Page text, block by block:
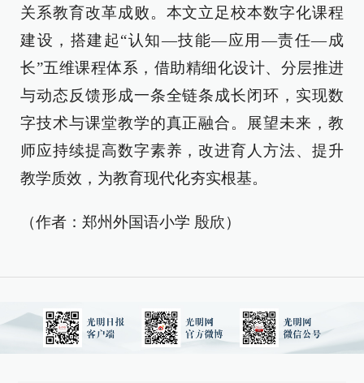
关系教育改革成败。本文立足校本数字化课程
建设，搭建起“认知—技能—应用—责任—成
长”五维课程体系，借助精细化设计、分层推进
与动态反馈形成一条全链条成长闭环，实现数
字技术与课堂教学的真正融合。展望未来，教
师应持续提高数字素养，改进育人方法、提升
教学质效，为教育现代化夯实根基。
（作者：郑州外国语小学 殷欣）